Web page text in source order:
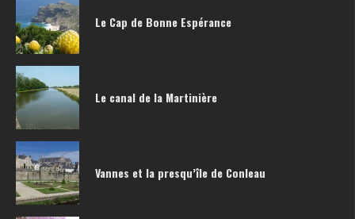
Le Cap de Bonne Espérance
Le canal de la Martinière
Vannes et la presqu’île de Conleau